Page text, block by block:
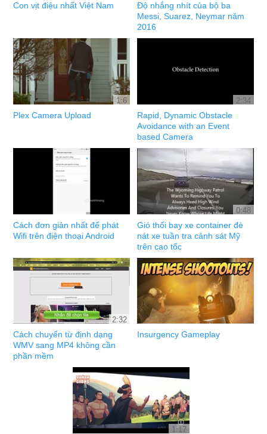
Con vịt điệu nhất Việt Nam
Độ nhắng nhít của bộ ba
Messi, Suarez, Neymar năm
2016
1:6
Plex Camera Upload
2:34
Rapid, Dynamic Obstacle
Avoidance with an Event
based Camera
Cách đơn giản nhất để phát
Wifi trên điện thoại Android
0:48
Gió thổi bay xe container đè
nát xe tuần tra cảnh sát Mỹ
trên cao tốc
2:32
Cách chuyển từ định dạng
WMV sang MP4 không cần
phần mềm
Insurgency Gameplay
1:17